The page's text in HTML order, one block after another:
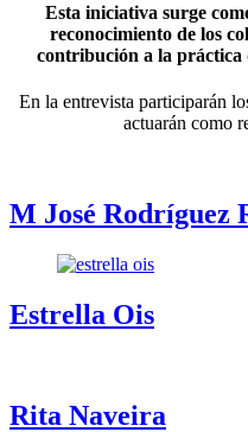
Esta iniciativa surge
reconocimiento de los
contribución a la práctica
En la entrevista participarán
actuarán como
M José Rodríguez
Estrella Ois
Rita Naveira